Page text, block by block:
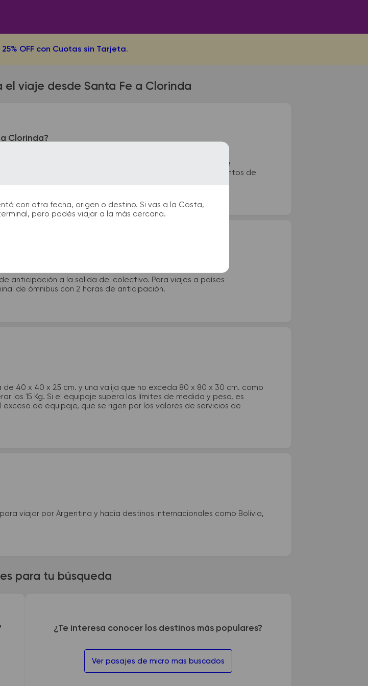
25% OFF con Cuotas sin Tarjeta.
con otra fecha, origen o destino. Si vas a la Costa,
pero podés viajar a la más cercana.
el viaje desde Santa Fe a Clorinda
Clorinda?
- Belgrano 2900. La terminal de colectivos de Clorinda se
encontrar kioscos, sanitarios, paradas de taxi o remis y puntos de
viaje.
de micros?
anticipación a la salida del colectivo. Para viajes a países
de ómnibus con 2 horas de anticipación.
40 x 40 x 25 cm. y una valija que no exceda 80 x 80 x 30 cm. como
los 15 Kg. Si el equipaje supera los límites de medida y peso, es
de equipaje, que se rigen por los valores de servicios de
viajar por Argentina y hacia destinos internacionales como Bolivia,
para tu búsqueda
¿Te interesa conocer los destinos más populares?
Ver pasajes de micro mas buscados